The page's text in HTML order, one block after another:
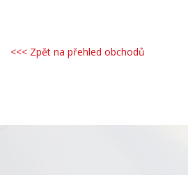
<<< Zpět na přehled obchodů